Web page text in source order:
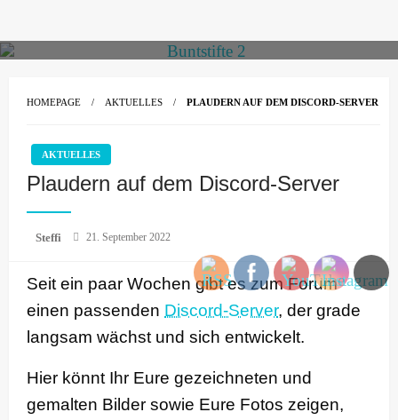
content
HOMEPAGE AKTUELLES PLAUDERN AUF DEM DISCORD-SERVER
AKTUELLES
Plaudern auf dem Discord-Server
Steffi
Posted
21. September 2022
Seit ein paar Wochen gibt es zum Forum
einen passenden Discord-Server, der grade
langsam wächst und sich entwickelt.
Hier könnt Ihr Eure gezeichneten und
gemalten Bilder sowie Eure Fotos zeigen,